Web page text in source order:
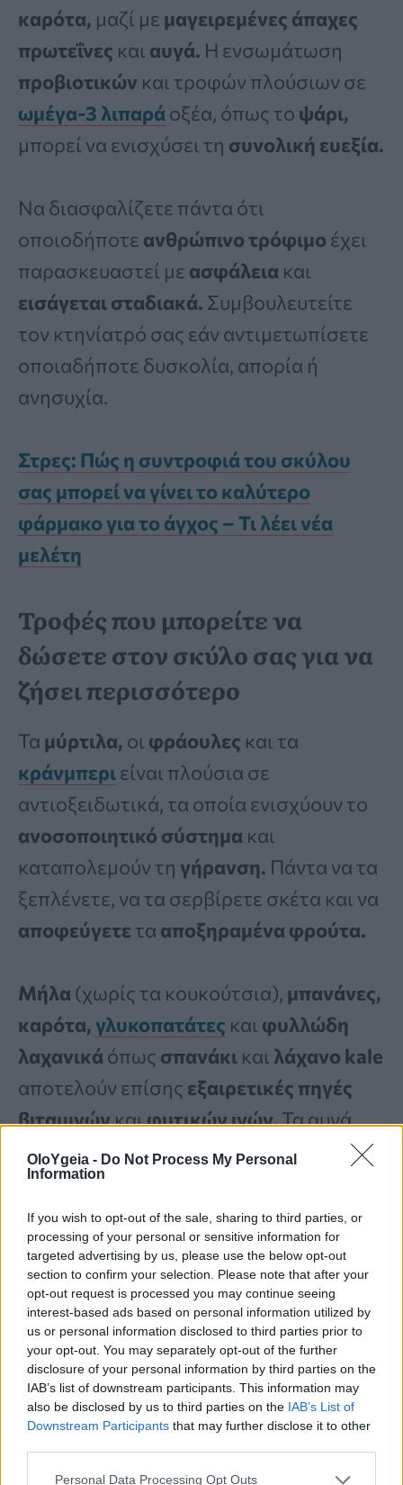
OloYgeia - Do Not Process My Personal
Information
If you wish to opt-out of the sale, sharing to third parties, or
processing of your personal or sensitive information for
targeted advertising by us, please use the below opt-out
section to confirm your selection. Please note that after your
opt-out request is processed you may continue seeing
interest-based ads based on personal information utilized by
us or personal information disclosed to third parties prior to
your opt-out. You may separately opt-out of the further
disclosure of your personal information by third parties on the
IAB’s list of downstream participants. This information may
also be disclosed by us to third parties on the IAB’s List of
Downstream Participants that may further disclose it to other
Personal Data Processing Opt Outs
καρότα, μαζί με μαγειρεμένες άπαχες
πρωτεΐνες και αυγά. Η ενσωμάτωση
προβιοτικών και τροφών πλούσιων σε
ωμέγα-3 λιπαρά οξέα, όπως το ψάρι,
μπορεί να ενισχύσει τη συνολική ευεξία.
Να διασφαλίζετε πάντα ότι
οποιοδήποτε ανθρώπινο τρόφιμο έχει
παρασκευαστεί με ασφάλεια και
εισάγεται σταδιακά. Συμβουλευτείτε
τον κτηνίατρό σας εάν αντιμετωπίσετε
οποιαδήποτε δυσκολία, απορία ή
ανησυχία.
Στρες: Πώς η συντροφιά του σκύλου
σας μπορεί να γίνει το καλύτερο
φάρμακο για το άγχος – Τι λέει νέα
μελέτη
Τροφές που μπορείτε να
δώσετε στον σκύλο σας για να
ζήσει περισσότερο
Τα μύρτιλα, οι φράουλες και τα
κράνμπεριείναι πλούσια σε
αντιοξειδωτικά, τα οποία ενισχύουν το
ανοσοποιητικό σύστημα και
καταπολεμούν τη γήρανση. Πάντα να τα
ξεπλένετε, να τα σερβίρετε σκέτα και να
αποφεύγετε τα αποξηραμένα φρούτα.
Μήλα (χωρίς τα κουκούτσια), μπανάνες,
καρότα,γλυκοπατάτες και φυλλώδη
λαχανικά όπως σπανάκι και λάχανο kale
αποτελούν επίσης εξαιρετικές πηγές
βιταμινώνκαιφυτικών ινών.Τα αυγά
απόελευθέρας βοσκής,όταν είναι
μαγειρεμένα,
πρωτεΐνης που απορροφάται εύκολα,
ενώ τα άπαχα κρέατα όπωςκοτόπουλο,
μοσχάρικαι σολομός προσφέρουν
απαραίτητααμινοξέακαιλιπαρά οξέα.
Ταωμά κόκαλαμπορούν να βοηθήσουν
στηνοδοντική υγεία,και οζωμόςαπό
κόκαλαείναι γεμάτοςθρεπτικά